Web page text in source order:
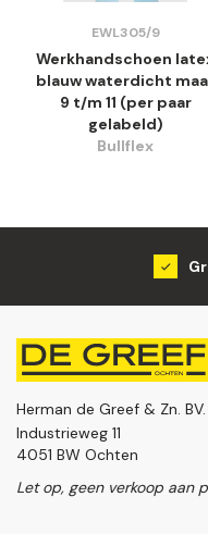
EWL305/9
Werkhandschoen
blauw waterdicht
9 t/m 11 (per paar
gelabeld)
Bullflex
Herman de Greef & Zn. BV.
Industrieweg 11
4051 BW Ochten
Let op, geen verkoop aan